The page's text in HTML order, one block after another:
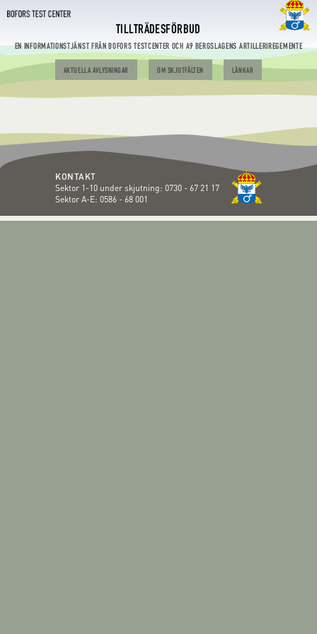
TILLTRÄDESFÖRBUD
EN INFORMATIONSTJÄNST FRÅN BOFORS TESTCENTER OCH A9 BERGSLAGENS ARTILLERIREGEMENTE
AKTUELLA AVLYSNINGAR OM SKJUTFÄLTEN LÄNKAR
KONTAKT
Sektor 1-10 under skjutning: 0730 - 67 21 17
Sektor A-E: 0586 - 68 001